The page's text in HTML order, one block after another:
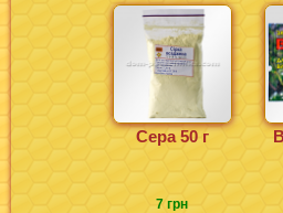
Сера 50 г
7 грн